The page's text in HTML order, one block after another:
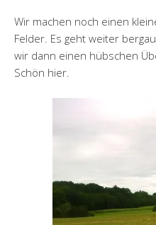
Wir machen noch einen
Felder. Es geht weiter
wir dann einen hübschen
Schön hier.